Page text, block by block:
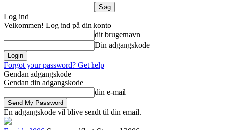
Log ind
Velkommen! Log ind på din konto
dit brugernavn
Din adgangskode
Forgot your password? Get help
Gendan adgangskode
Gendan din adgangskode
din e-mail
En adgangskode vil blive sendt til din email.